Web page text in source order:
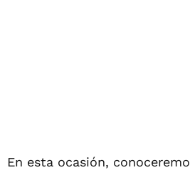
En esta ocasión,